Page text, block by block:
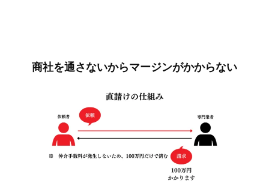
商社を通さないからマージンがかからない